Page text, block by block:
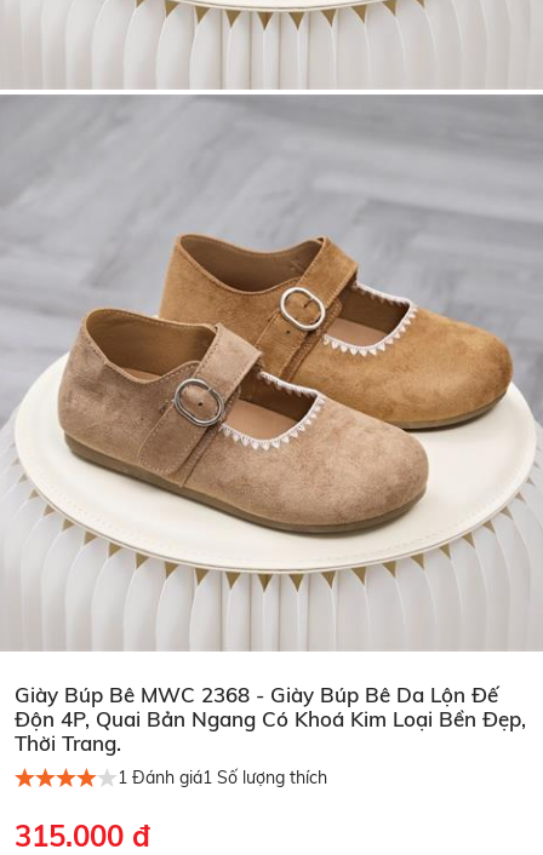
Giày Búp Bê MWC 2368 - Giày Búp Bê Da Lộn Đế
Độn 4P, Quai Bản Ngang Có Khoá Kim Loại Bền Đẹp,
Thời Trang.
1 Đánh giá1 Số lượng thích
315.000 đ